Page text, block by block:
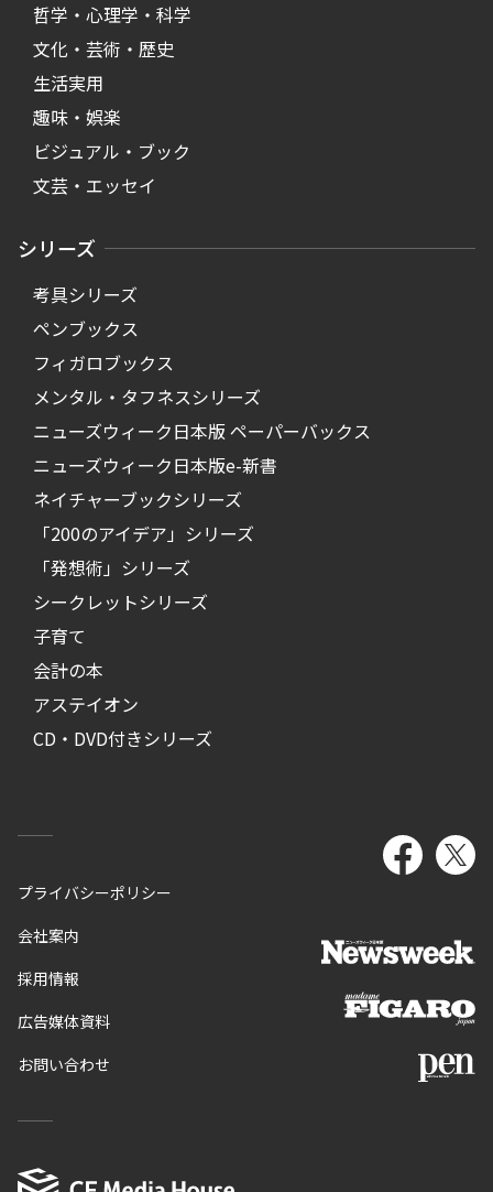
哲学・心理学・科学
文化・芸術・歴史
生活実用
趣味・娯楽
ビジュアル・ブック
文芸・エッセイ
シリーズ
考具シリーズ
ペンブックス
フィガロブックス
メンタル・タフネスシリーズ
ニューズウィーク日本版 ペーパーバックス
ニューズウィーク日本版e-新書
ネイチャーブックシリーズ
「200のアイデア」シリーズ
「発想術」シリーズ
シークレットシリーズ
子育て
会計の本
アステイオン
CD・DVD付きシリーズ
プライバシーポリシー
会社案内
採用情報
広告媒体資料
お問い合わせ